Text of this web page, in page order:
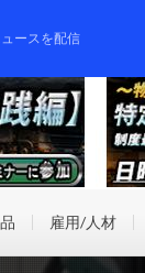
ースを配信
雇用/人材